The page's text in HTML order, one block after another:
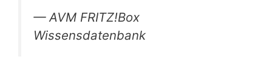
— AVM FRITZ!Box
Wissensdatenbank